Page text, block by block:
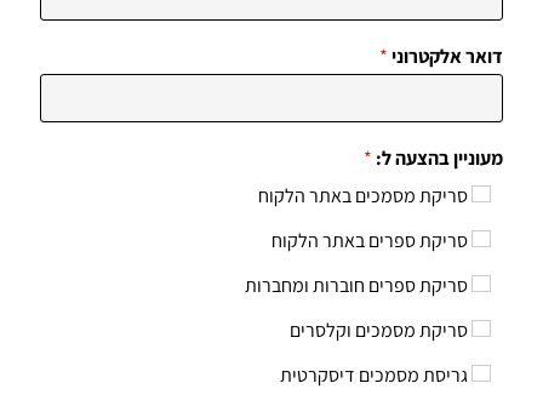
דואר אלקטרוני*
מעוניין בהצעה ל: *
סריקת מסמכים באתר הלקוח
סריקת ספרים באתר הלקוח
סריקת ספרים חוברות ומחברות
סריקת מסמכים וקלסרים
גריסת מסמכים דיסקרטית